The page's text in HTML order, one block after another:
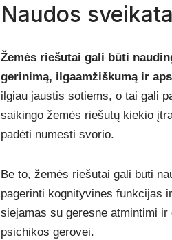
Naudos
Žemės riešutai gali būti
gerinimą, ilgaamžiškumą ir
ilgiau jaustis sotiems, o tai gali
saikingo žemės riešutų kiekio
padėti numesti svorio.
Be to, žemės riešutai gali būti
pagerinti kognityvines funkcijas
siejamas su geresne atmintimi
psichikos gerovei.